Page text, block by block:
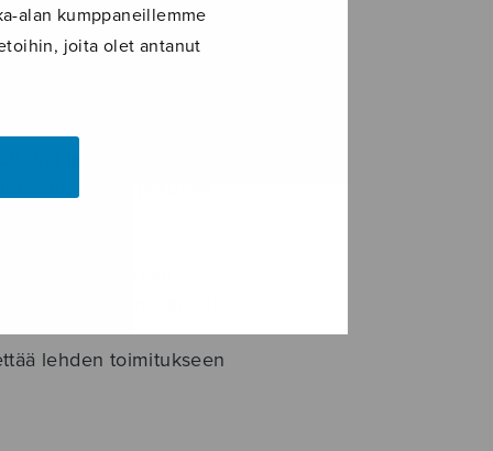
alan kumppaneillemme
joita olet antanut
dpi) ja niiden leveyden on
lehden toimitukseen